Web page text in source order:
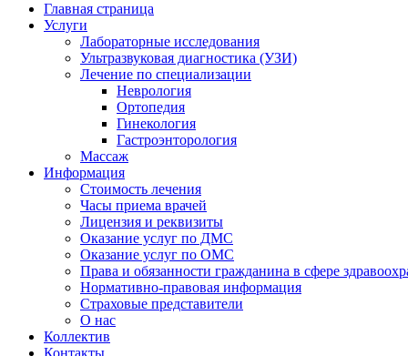
Главная страница
Услуги
Лабораторные исследования
Ультразвуковая диагностика (УЗИ)
Лечение по специализации
Неврология
Ортопедия
Гинекология
Гастроэнторология
Массаж
Информация
Стоимость лечения
Часы приема врачей
Лицензия и реквизиты
Оказание услуг по ДМС
Оказание услуг по ОМС
Права и обязанности гражданина в сфере
Нормативно-правовая информация
Страховые представители
О нас
Коллектив
Контакты